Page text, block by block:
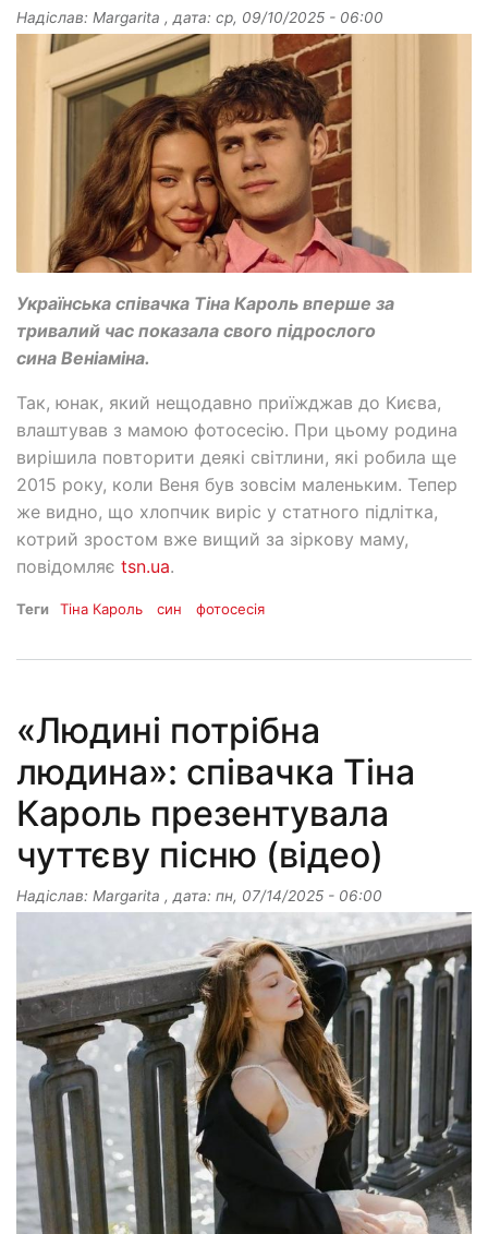
Надіслав: Margarita , дата: ср, 09/10/2025 - 06:00
Українська співачка Тіна Кароль вперше за
тривалий час показала свого підрослого
сина Веніаміна.
Так, юнак, який нещодавно приїжджав до Києва,
влаштував з мамою фотосесію. При цьому родина
вирішила повторити деякі світлини, які робила ще
2015 року, коли Веня був зовсім маленьким. Тепер
же видно, що хлопчик виріс у статного підлітка,
котрий зростом вже вищий за зіркову маму,
повідомляє tsn.ua.
Теги Тіна Кароль син фотосесія
«Людині потрібна
людина»: співачка Тіна
Кароль презентувала
чуттєву пісню (відео)
Надіслав: Margarita , дата: пн, 07/14/2025 - 06:00